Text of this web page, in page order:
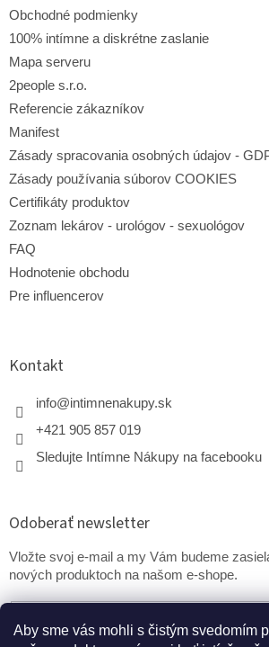
Aby sme vás mohli s čistým svedomím
Obchodné podmienky
100% intímne a diskrétne zaslanie
Mapa serveru
2people s.r.o.
Referencie zákazníkov
Manifest
Zásady spracovania osobných údajov -
Zásady používania súborov COOKIES
Certifikáty produktov
Zoznam lekárov - urológov - sexuológov
FAQ
Hodnotenie obchodu
Pre influencerov
Kontakt
info@intimnenakupy.sk
+421 905 857 019
Sledujte Intímne Nákupy na facebooku
Odoberať newsletter
Vložte svoj e-mail a my Vám budeme
nových produktoch na našom e-shope.